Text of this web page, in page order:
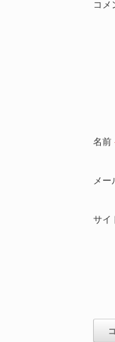
コメ
名前
メー
サイ